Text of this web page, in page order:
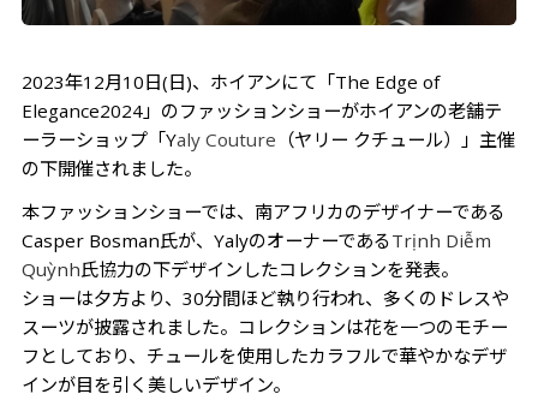
2023年12月10日(日)、ホイアンにて「The Edge of
Elegance2024」のファッションショーがホイアンの老舗テ
ーラーショップ「Yaly Couture （ヤリー クチュール）」主催
の下開催されました。
本ファッションショーでは、南アフリカのデザイナーである
Casper Bosman氏が、YalyのオーナーであるTrịnh Diễm
Quỳnh氏協力の下デザインしたコレクションを発表。
ショーは夕方より、30分間ほど執り行われ、多くのドレスや
スーツが披露されました。コレクションは花を一つのモチー
フとしており、チュールを使用したカラフルで華やかなデザ
インが目を引く美しいデザイン。